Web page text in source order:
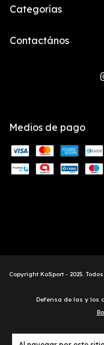
Categorías
Contactános
Medios de pago
Defensa de las y los